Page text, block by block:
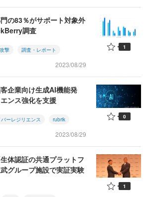
の83％がサポート対象外
調査
撃 調査・レポート
2023/08/29
1
企業向け生成AI機能発
ンス強化を支援
ーレジリエンス rubrik
2023/08/29
0
体認証の共通プラットフ
グループ施設で実証実験
1